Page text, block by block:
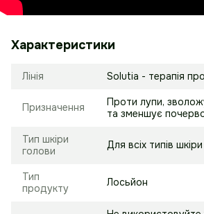
Характеристики
Лінія Solutia - терапія
Призначення
Проти лупи,
та зменшує
Тип шкіри
голови
Для всіх типів шкіри
Тип
продукту
Лосьйон